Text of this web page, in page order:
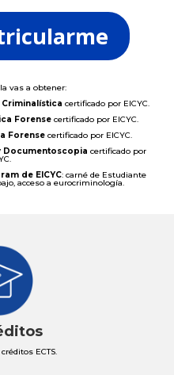
vas a obtener:
certificado por EICYC.
Forensecertificado por EICYC.
Forensecertificado por EICYC.
Documentoscopia certificado por
de EICYC: carné de Estudiante
acceso a eurocriminología.
ECTS.